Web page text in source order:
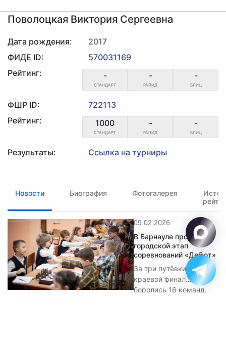
Поволоцкая Виктория Сергеевна
Дата рождения:
2017
ФИДЕ ID:
570031169
Рейтинг:
-
СТАНДАРТ
-
РАПИД
-
БЛИЦ
ФШР ID:
722113
Рейтинг:
1000
СТАНДАРТ
-
РАПИД
-
БЛИЦ
Результаты: Ссылка на турниры
Новости Биография Фотогалерея
09.02.2026
В Барнауле прошёл
городской этап
соревнований «Дебют»
За три путёвки в
краевой финал
боролись 16 команд.